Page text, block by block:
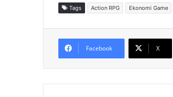
Tags Action RPG Ekonomi Game
Facebook X